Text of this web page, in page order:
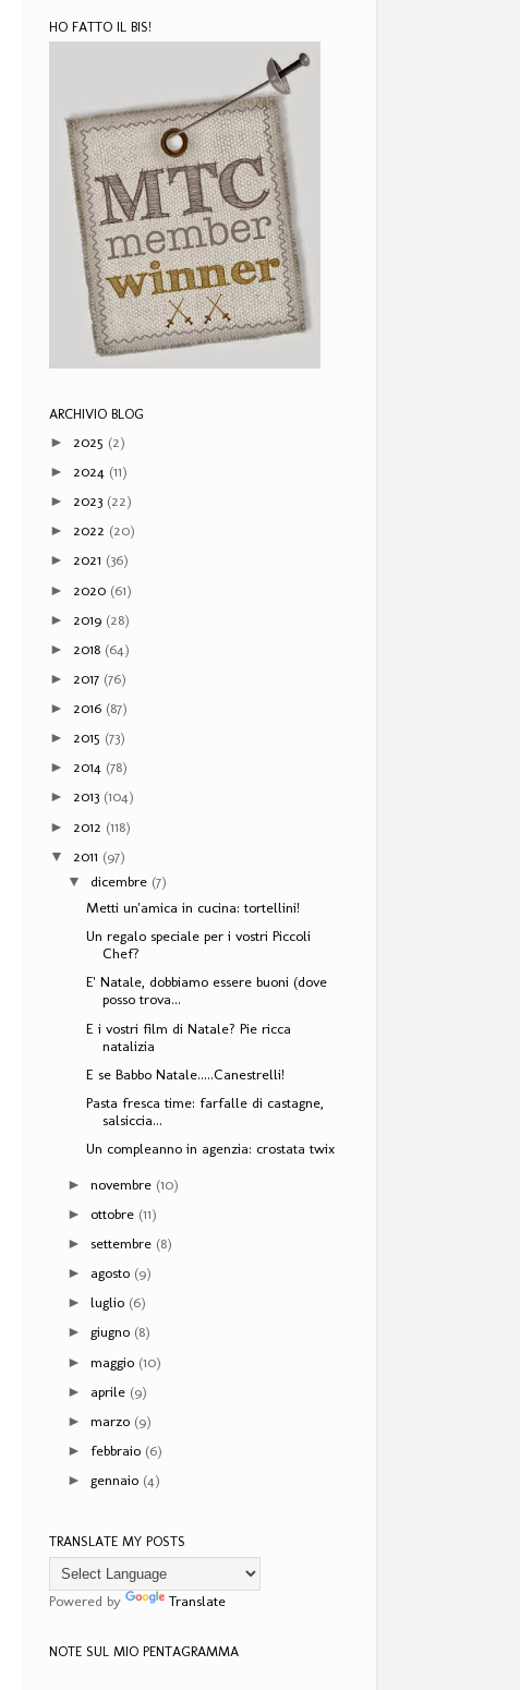
HO FATTO IL BIS!
ARCHIVIO BLOG
► 2025 (2)
► 2024 (11)
► 2023 (22)
► 2022 (20)
► 2021 (36)
► 2020 (61)
► 2019 (28)
► 2018 (64)
► 2017 (76)
► 2016 (87)
► 2015 (73)
► 2014 (78)
► 2013 (104)
► 2012 (118)
▼ 2011 (97)
▼ dicembre (7)
Metti un'amica in cucina: tortellini!
Un regalo speciale per i vostri Piccoli
Chef?
E' Natale, dobbiamo essere buoni (dove
posso trova...
E i vostri film di Natale? Pie ricca
natalizia
E se Babbo Natale.....Canestrelli!
Pasta fresca time: farfalle di castagne,
salsiccia...
Un compleanno in agenzia: crostata twix
►novembre (10)
► ottobre (11)
► settembre (8)
► agosto (9)
►luglio (6)
► giugno (8)
►maggio (10)
► aprile (9)
►marzo (9)
►febbraio (6)
► gennaio (4)
TRANSLATE MY POSTS
Powered by Translate
NOTE SUL MIO PENTAGRAMMA